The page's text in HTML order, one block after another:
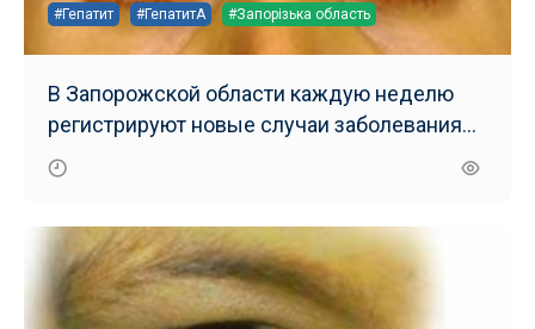
#Гепатит #ГепатитА #Запорізька область
В Запорожской области каждую неделю
регистрируют новые случаи заболевания
гепатитом А